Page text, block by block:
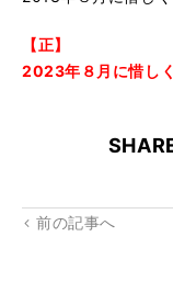
【正】
2023年８月に惜し
前の記事へ